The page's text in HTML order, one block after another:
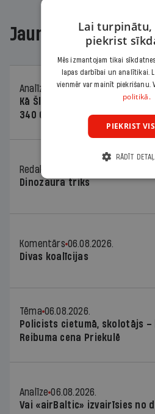
Jaunākajā žurnālā
Analīze
06.08.2026.
Kā Šlesera partija palika
340 000 vērtu reklāmas
Redaktores sleja
Dinozaura triks
Komentārs 06.08.2026.
Divas koalīcijas
Tēma 06.08.2026.
Policists cietumā, skolotājs –
Reibuma cena Priekulē
Analīze 06.08.2026.
Vai «airBaltic» izvairīsies no
Lai turpinātu,
piekrist
Mēs izmantojam tikai
lapas darbībai un analītikai.
vienmēr var mainīt piekrišanu.
politikā.
PIEKRIST
RĀDĪT